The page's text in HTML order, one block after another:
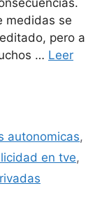
medidas se
pero a
… Leer
autonomicas,
en tve,